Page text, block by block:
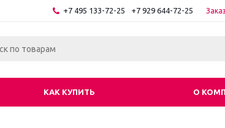
+7 495 133-72-25 +7 929 644-72-25
КАК КУПИТЬ О